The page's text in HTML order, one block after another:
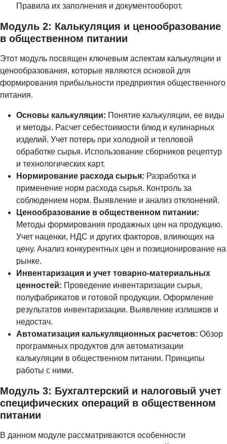
Правила их заполнения и документооборот.
Модуль 2: Калькуляция и ценообразование
в общественном питании
Этот модуль посвящен ключевым аспектам калькуляции и
ценообразования, которые являются основой для
формирования прибыльности предприятия общественного
питания.
Основы калькуляции: Понятие калькуляции, ее виды
и методы. Расчет себестоимости блюд и кулинарных
изделий. Учет потерь при холодной и тепловой
обработке сырья. Использование сборников рецептур
и технологических карт.
Нормирование расхода сырья: Разработка и
применение норм расхода сырья. Контроль за
соблюдением норм. Выявление и анализ отклонений.
Ценообразование в общественном питании:
Методы формирования продажных цен на продукцию.
Учет наценки, НДС и других факторов, влияющих на
цену. Анализ конкурентных цен и позиционирование на
рынке.
Инвентаризация и учет товарно-материальных
ценностей: Проведение инвентаризации сырья,
полуфабрикатов и готовой продукции. Оформление
результатов инвентаризации. Выявление излишков и
недостач.
Автоматизация калькуляционных расчетов: Обзор
программных продуктов для автоматизации
калькуляции в общественном питании. Принципы
работы с ними.
Модуль 3: Бухгалтерский и налоговый учет
специфических операций в общественном
питании
В данном модуле рассматриваются особенности